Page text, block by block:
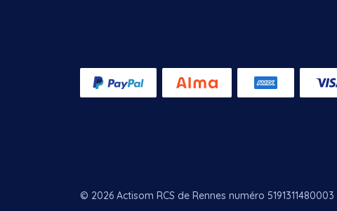
© 2026 Actisom RCS de Rennes numéro 5191311480003